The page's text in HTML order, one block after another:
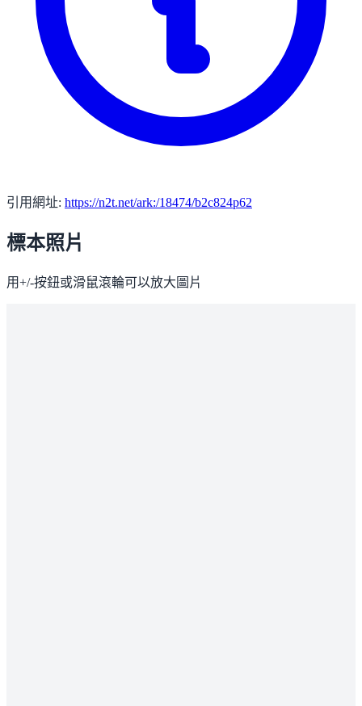
引用網址: https://n2t.net/ark:/18474/b2c824p62
標本照片
用+/-按鈕或滑鼠滾輪可以放大圖片